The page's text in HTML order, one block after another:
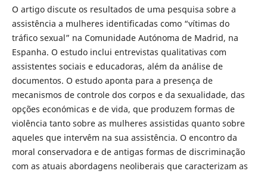
O artigo discute os resultados de uma pesquisa sobre a
assistência a mulheres identificadas como “vítimas do
tráfico sexual” na Comunidade Autónoma de Madrid, na
Espanha. O estudo inclui entrevistas qualitativas com
assistentes sociais e educadoras, além da análise de
documentos. O estudo aponta para a presença de
mecanismos de controle dos corpos e da sexualidade, das
opções económicas e de vida, que produzem formas de
violência tanto sobre as mulheres assistidas quanto sobre
aqueles que intervêm na sua assistência. O encontro da
moral conservadora e de antigas formas de discriminação
com as atuais abordagens neoliberais que caracterizam as